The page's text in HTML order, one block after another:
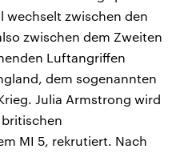
wechselt zwischen den
zwischen dem Zweiten
Luftangriffen
dem sogenannten
Julia Armstrong wird
MI 5, rekrutiert. Nach